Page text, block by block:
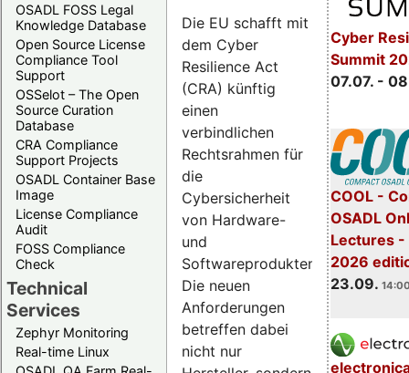
OSADL FOSS Legal
Knowledge Database
Open Source License
Compliance Tool
Support
OSSelot – The Open
Source Curation
Database
CRA Compliance
Support Projects
OSADL Container Base
Image
License Compliance
Audit
FOSS Compliance
Check
Technical
Services
Zephyr Monitoring
Real-time Linux
Cyber
Summit
07.07. -
COOL -
OSADL
Lectures -
2026
23.09.
Die EU schafft mit
dem Cyber
Resilience Act
(CRA) künftig
einen
verbindlichen
Rechtsrahmen für
die
Cybersicherheit
von Hardware-
und
Softwareprodukten.
Die neuen
Anforderungen
betreffen dabei
nicht nur